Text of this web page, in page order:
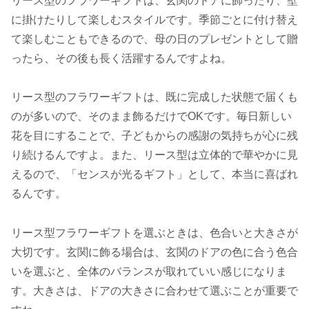
に掛けたりして楽しむスタイルです。季節ごとに付け替え
て楽しむこともできるので、母の日のプレゼントとして贈
ったら、その後も長く活躍するんですよね。
リース型のフラワーギフトは、既に完成した状態で届くも
のが多いので、そのまま飾るだけでOKです。毎日新しい
花を目にすることで、子どもからの感謝の気持ちが心に残
り続けるんですよ。また、リース型は立体的で華やかに見
えるので、「センスが光るギフト」として、本当に喜ばれ
るんです。
リース型フラワーギフトを選ぶときは、色合いと大きさが
大切です。玄関に飾る場合は、玄関のドアの色に合う色合
いを選ぶと、全体のバランスが取れていい感じになりま
す。大きさは、ドアの大きさに合わせて選ぶことが重要で